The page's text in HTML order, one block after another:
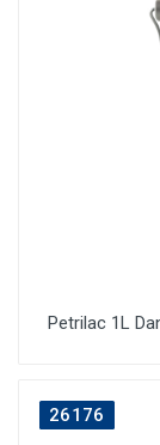
Petrilac 1L
26176